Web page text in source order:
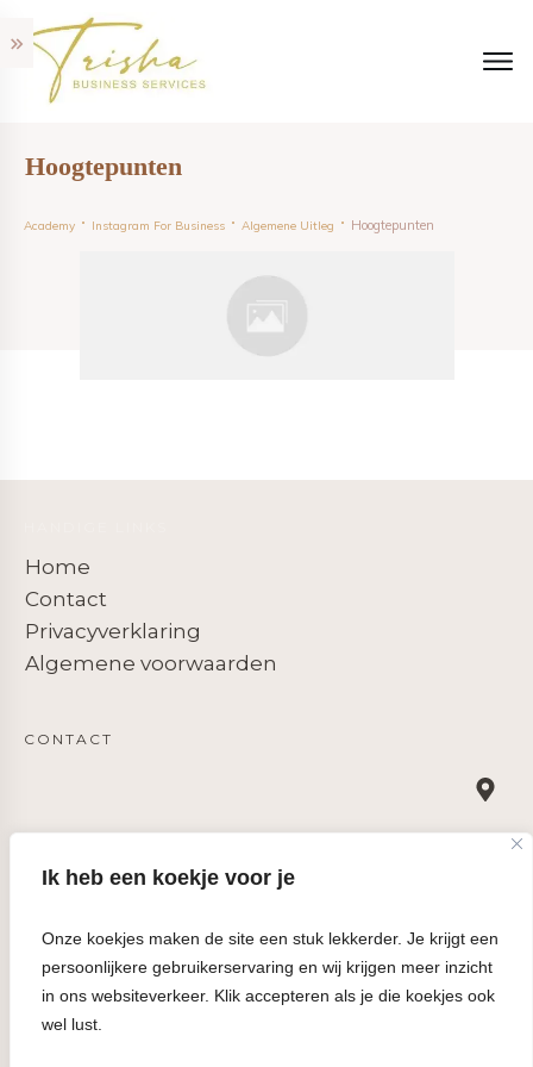
Ik heb een koekje voor je
Onze koekjes maken de site een stuk lekkerder. Je krijgt een
persoonlijkere gebruikerservaring en wij krijgen meer inzicht
in ons websiteverkeer. Klik accepteren als je die koekjes ook
wel lust.
Hoogtepunten
Academy Instagram For Business Algemene Uitleg Hoogtepunten
Home
Contact
Privacyverklaring
Algemene voorwaarden
CONTACT
Oost Voorstraat 84, 3262 JH Oud-Beijerland
info@trisha.nl
KVK 24437518
BTW NL 001 848 130 B75